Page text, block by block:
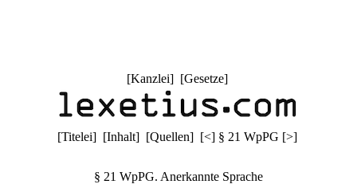
[Kanzlei] [Gesetze]
[Titelei] [Inhalt] [Quellen] [<] § 21 WpPG [>]
§ 21 WpPG. Anerkannte Sprache